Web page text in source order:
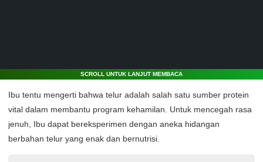
SCROLL UNTUK LANJUT MEMBACA
Ibu tentu mengerti bahwa telur adalah salah satu sumber protein
vital dalam membantu program kehamilan. Untuk mencegah rasa
jenuh, Ibu dapat bereksperimen dengan aneka hidangan
berbahan telur yang enak dan bernutrisi.